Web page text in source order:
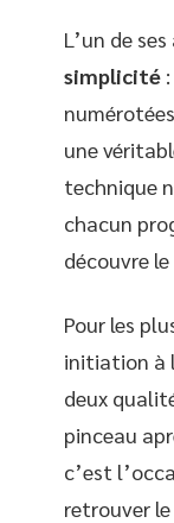
L’un de
simplicité
une
technique
chacun
découvre
Pour les
initiation à
deux
pinceau
c’est
retrouver